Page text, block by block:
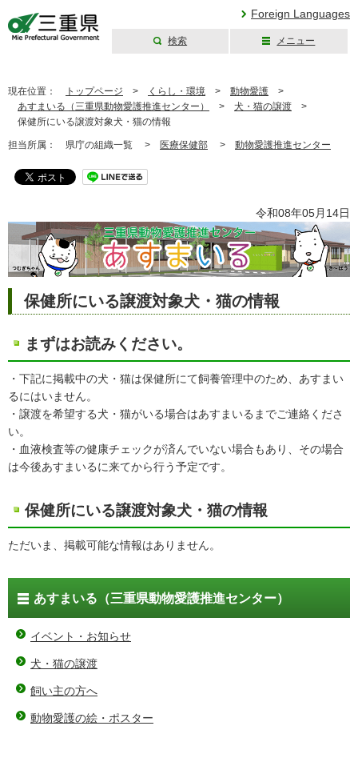
Foreign Languages
検索 メニュー
現在位置： トップページ > くらし・環境 > 動物愛護 >
あすまいる（三重県動物愛護推進センター）
> 犬・猫の譲渡 >
保健所にいる譲渡対象犬・猫の情報
担当所属： 県庁の組織一覧 > 医療保健部 > 動物愛護推進センター
令和08年05月14日
保健所にいる譲渡対象犬・猫の情報
まずはお読みください。
・下記に掲載中の犬・猫は保健所にて飼養管理中のため、あすまい
るにはいません。
・譲渡を希望する犬・猫がいる場合はあすまいるまでご連絡くださ
い。
・血液検査等の健康チェックが済んでいない場合もあり、その場合
は今後あすまいるに来てから行う予定です。
保健所にいる譲渡対象犬・猫の情報
ただいま、掲載可能な情報はありません。
あすまいる（三重県動物愛護推進センター）
イベント・お知らせ
犬・猫の譲渡
飼い主の方へ
動物愛護の絵・ポスター